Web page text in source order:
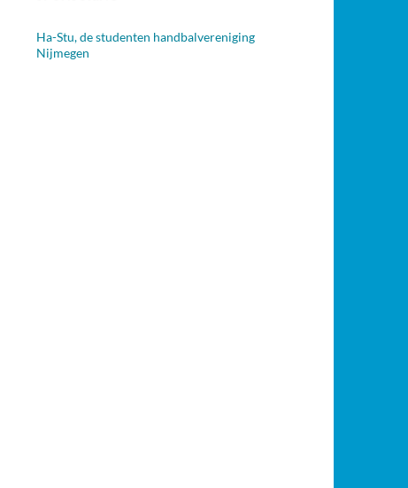
Ha-Stu, de studenten handbalvereniging
Nijmegen